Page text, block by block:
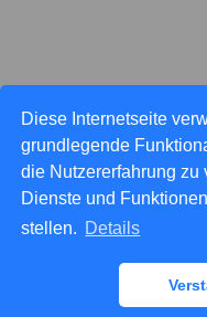
Diese Internetseite
grundlegende
die Nutzererfahrung zu
Dienste und
stellen. Details